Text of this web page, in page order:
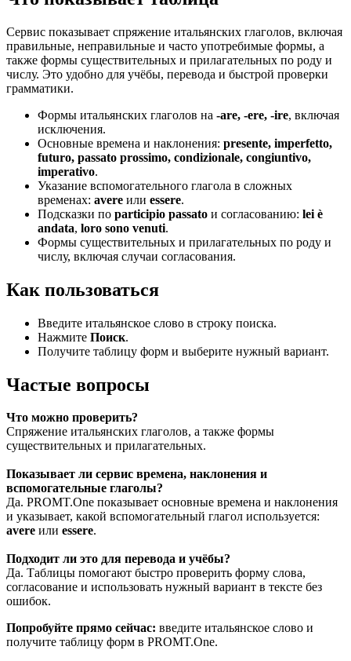
Сервис показывает спряжение итальянских глаголов, включая
правильные, неправильные и часто употребимые формы, а
также формы существительных и прилагательных по роду и
числу. Это удобно для учёбы, перевода и быстрой проверки
грамматики.
Формы итальянских глаголов на -are, -ere, -ire, включая
исключения.
Основные времена и наклонения: presente, imperfetto,
futuro, passato prossimo, condizionale, congiuntivo,
imperativo.
Указание вспомогательного глагола в сложных
временах: avere или essere.
Подсказки по participio passato и согласованию: lei è
andata, loro sono venuti.
Формы существительных и прилагательных по роду и
числу, включая случаи согласования.
Как пользоваться
Введите итальянское слово в строку поиска.
Нажмите Поиск.
Получите таблицу форм и выберите нужный вариант.
Частые вопросы
Что можно проверить?
Спряжение итальянских глаголов, а также формы
существительных и прилагательных.
Показывает ли сервис времена, наклонения и
вспомогательные глаголы?
Да. PROMT.One показывает основные времена и наклонения
и указывает, какой вспомогательный глагол используется:
avere или essere.
Подходит ли это для перевода и учёбы?
Да. Таблицы помогают быстро проверить форму слова,
согласование и использовать нужный вариант в тексте без
ошибок.
Попробуйте прямо сейчас: введите итальянское слово и
получите таблицу форм в PROMT.One.